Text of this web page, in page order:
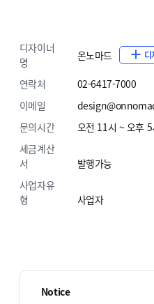
디자이너
명
온노마드
연락처
02-6417-7000
이메일
문의시간
오전 11시 ~ 오후 5
세금계산
서
발행가능
사업자유
형
사업자
Notice